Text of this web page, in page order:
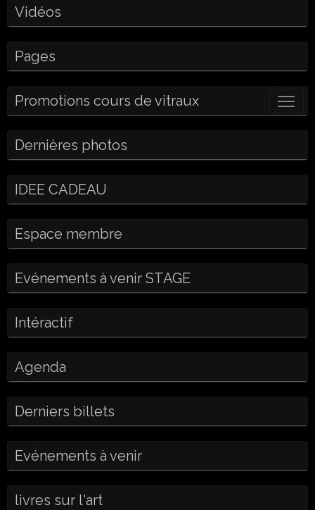
Vidéos
Pages
Promotions cours de vitraux
Dernières photos
IDEE CADEAU
Espace membre
Evénements à venir STAGE
Intéractif
Agenda
Derniers billets
Evénements à venir
livres sur l'art